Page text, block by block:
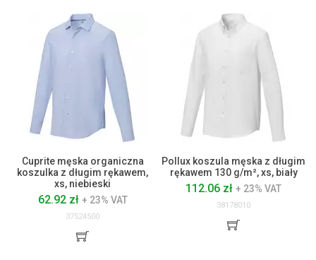
Cuprite męska organiczna
koszulka z długim rękawem,
xs, niebieski
62.92 zł + 23% VAT
37524500
Pollux koszula męska z długim
rękawem 130 g/m², xs, biały
112.06 zł + 23% VAT
38178010